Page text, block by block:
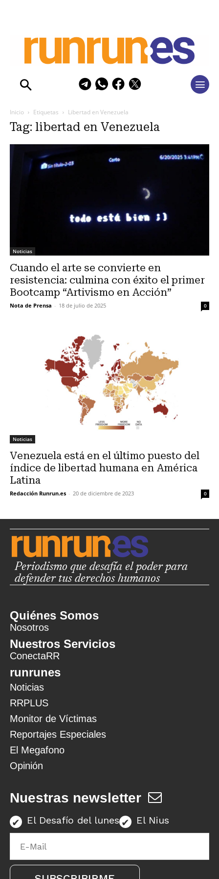
Inicio Etiquetas Libertad en Venezuela
Tag: libertad en Venezuela
Noticias
Cuando el arte se convierte en
resistencia: culmina con éxito el primer
Bootcamp “Artivismo en Acción”
Nota de Prensa - 18 de julio de 2025 0
Noticias
Venezuela está en el último puesto del
índice de libertad humana en América
Latina
Redacción Runrun.es - 20 de diciembre de 2023 0
Periodismo que desafía el poder para
defender tus derechos humanos
Quiénes Somos
Nosotros
Nuestros Servicios
ConectaRR
runrunes
Noticias
RRPLUS
Monitor de Víctimas
Reportajes Especiales
El Megafono
Opinión
Nuestras newsletter
El Desafío del lunes El Nius